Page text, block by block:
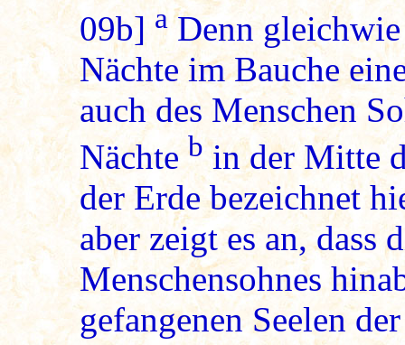
09b] a Denn gleichwie
Nächte im Bauche
auch des Menschen
Nächtebin der Mitte
der Erde bezeichnet
aber zeigt es an, dass
Menschensohnes
gefangenen Seelen